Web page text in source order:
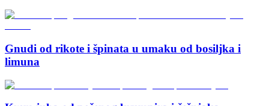
Gnudi od rikote i špinata u umaku od bosiljka i
limuna